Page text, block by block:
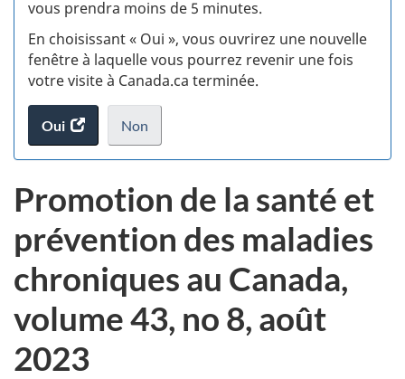
vous prendra moins de 5 minutes.
En choisissant « Oui », vous ouvrirez une nouvelle
fenêtre à laquelle vous pourrez revenir une fois
votre visite à Canada.ca terminée.
Oui
accéder
au
Non
je
pas
participer
au
sondage
du
site
web,
.
Promotion de la santé et
prévention des maladies
chroniques au Canada,
volume 43, no 8, août
2023